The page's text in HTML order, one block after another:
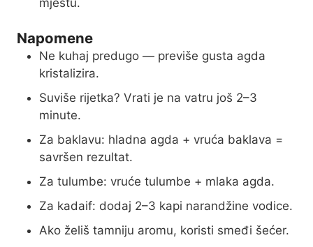
mjestu.
Napomene
Ne kuhaj predugo — previše gusta agda
kristalizira.
Suviše rijetka? Vrati je na vatru još 2–3
minute.
Za baklavu: hladna agda + vruća baklava =
savršen rezultat.
Za tulumbe: vruće tulumbe + mlaka agda.
Za kadaif: dodaj 2–3 kapi narandžine vodice.
Ako želiš tamniju aromu, koristi smeđi šećer.